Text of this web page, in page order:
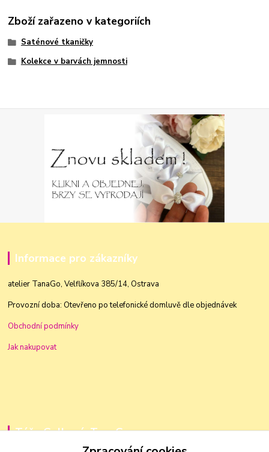
Zboží zařazeno v kategoriích
Saténové tkaničky
Kolekce v barvách jemnosti
Informace pro zákazníky
atelier TanaGo, Velflíkova 385/14, Ostrava
Provozní doba: Otevřeno po telefonické domluvě dle objednávek
Obchodní podmínky
Jak nakupovat
Táňa Golková, TanaGo